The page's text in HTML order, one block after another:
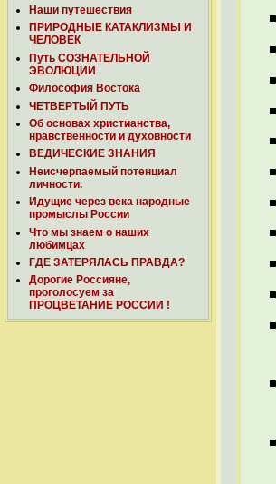
Наши путешествия
ПРИРОДНЫЕ КАТАКЛИЗМЫ И
ЧЕЛОВЕК
Путь СОЗНАТЕЛЬНОЙ
ЭВОЛЮЦИИ
Философия Востока
ЧЕТВЕРТЫЙ ПУТЬ
Об основах христианства,
нравственности и духовности
ВЕДИЧЕСКИЕ ЗНАНИЯ
Неисчерпаемый потенциал
личности.
Идущие через века народные
промыслы России
Что мы знаем о наших
любимцах
ГДЕ ЗАТЕРЯЛАСЬ ПРАВДА?
Дорогие Россияне,
проголосуем за
ПРОЦВЕТАНИЕ РОССИИ !